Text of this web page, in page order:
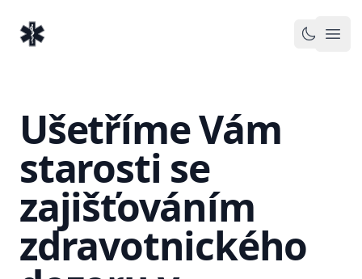
EventMedic.cz
Toggle
Ušetříme Vám
starosti se
zajišťováním
zdravotnického